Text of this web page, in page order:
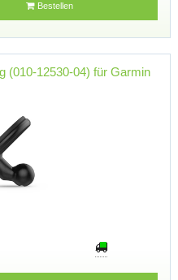
Bestellen
(010-12530-04) für Garmin